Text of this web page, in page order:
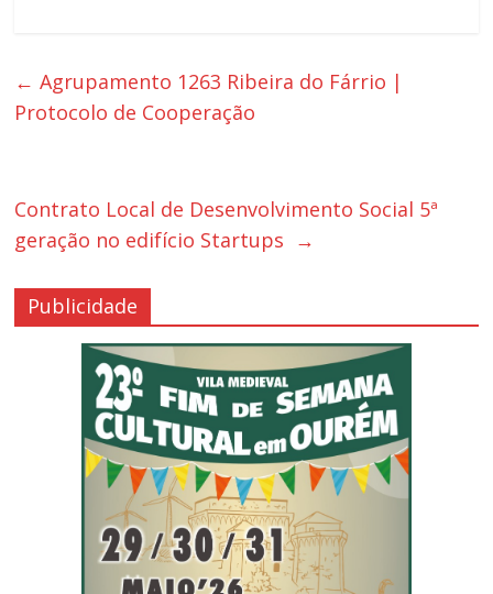
← Agrupamento 1263 Ribeira do Fárrio |
Protocolo de Cooperação
Contrato Local de Desenvolvimento Social 5ª
geração no edifício Startups →
Publicidade